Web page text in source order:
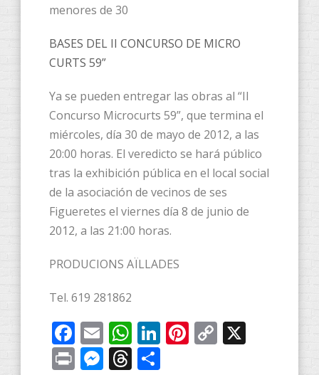
menores de 30
BASES DEL II CONCURSO DE MICRO
CURTS 59”
Ya se pueden entregar las obras al “II
Concurso Microcurts 59”, que termina el
miércoles, día 30 de mayo de 2012, a las
20:00 horas. El veredicto se hará público
tras la exhibición pública en el local social
de la asociación de vecinos de ses
Figueretes el viernes día 8 de junio de
2012, a las 21:00 horas.
PRODUCIONS AÏLLADES
Tel. 619 281862
Facebook
EmailWhatsApp
LinkedIn
Pinterest
Copy
PrintMessenger
Threads